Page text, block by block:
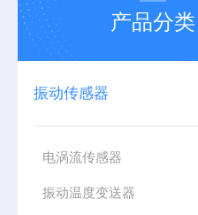
产品分类
振动传感器
电涡流传感器
振动温度变送器